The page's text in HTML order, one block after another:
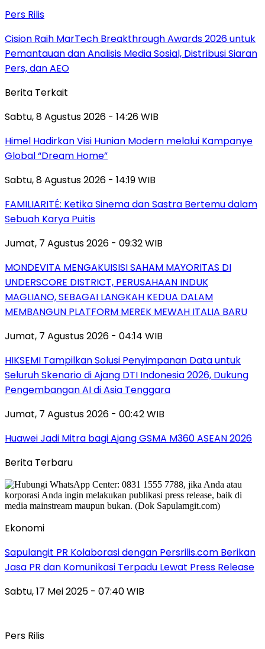
Pers Rilis
Cision Raih MarTech Breakthrough Awards 2026 untuk
Pemantauan dan Analisis Media Sosial, Distribusi Siaran
Pers, dan AEO
Berita Terkait
Sabtu, 8 Agustus 2026 - 14:26 WIB
Himel Hadirkan Visi Hunian Modern melalui Kampanye
Global “Dream Home”
Sabtu, 8 Agustus 2026 - 14:19 WIB
FAMILIARITÉ: Ketika Sinema dan Sastra Bertemu dalam
Sebuah Karya Puitis
Jumat, 7 Agustus 2026 - 09:32 WIB
MONDEVITA MENGAKUISISI SAHAM MAYORITAS DI
UNDERSCORE DISTRICT, PERUSAHAAN INDUK
MAGLIANO, SEBAGAI LANGKAH KEDUA DALAM
MEMBANGUN PLATFORM MEREK MEWAH ITALIA BARU
Jumat, 7 Agustus 2026 - 04:14 WIB
HIKSEMI Tampilkan Solusi Penyimpanan Data untuk
Seluruh Skenario di Ajang DTI Indonesia 2026, Dukung
Pengembangan AI di Asia Tenggara
Jumat, 7 Agustus 2026 - 00:42 WIB
Huawei Jadi Mitra bagi Ajang GSMA M360 ASEAN 2026
Berita Terbaru
Ekonomi
Sapulangit PR Kolaborasi dengan Persrilis.com Berikan
Jasa PR dan Komunikasi Terpadu Lewat Press Release
Sabtu, 17 Mei 2025 - 07:40 WIB
Pers Rilis